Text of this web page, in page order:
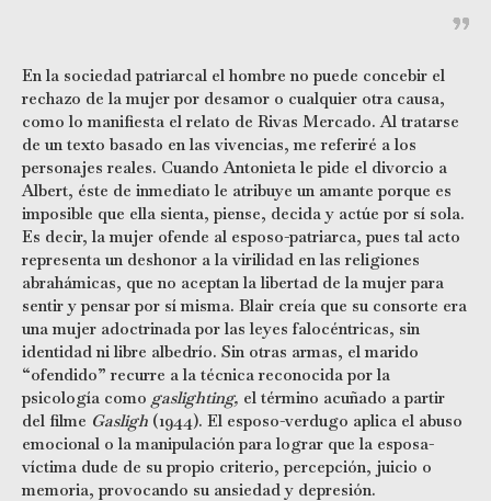
En la sociedad patriarcal el hombre no puede concebir el
rechazo de la mujer por desamor o cualquier otra causa,
como lo manifiesta el relato de Rivas Mercado. Al tratarse
de un texto basado en las vivencias, me referiré a los
personajes reales. Cuando Antonieta le pide el divorcio a
Albert, éste de inmediato le atribuye un amante porque es
imposible que ella sienta, piense, decida y actúe por sí sola.
Es decir, la mujer ofende al esposo-patriarca, pues tal acto
representa un deshonor a la virilidad en las religiones
abrahámicas, que no aceptan la libertad de la mujer para
sentir y pensar por sí misma. Blair creía que su consorte era
una mujer adoctrinada por las leyes falocéntricas, sin
identidad ni libre albedrío. Sin otras armas, el marido
“ofendido” recurre a la técnica reconocida por la
psicología como gaslighting, el término acuñado a partir
del filme Gasligh (1944). El esposo-verdugo aplica el abuso
emocional o la manipulación para lograr que la esposa-
víctima dude de su propio criterio, percepción, juicio o
memoria, provocando su ansiedad y depresión.